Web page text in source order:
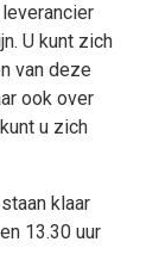
U kunt zich
van deze
ook over
u zich
klaar
13.30 uur